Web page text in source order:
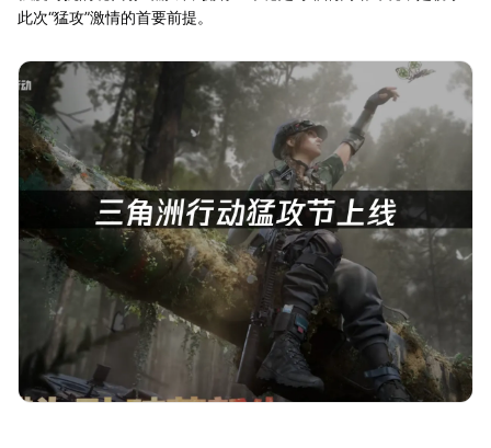
此次“猛攻”激情的首要前提。